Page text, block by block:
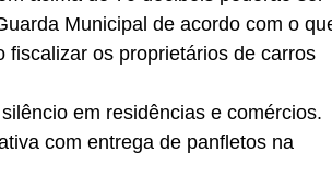
Municipal de acordo com o
fiscalizar os proprietários de carros
em residências e comércios.
com entrega de panfletos na